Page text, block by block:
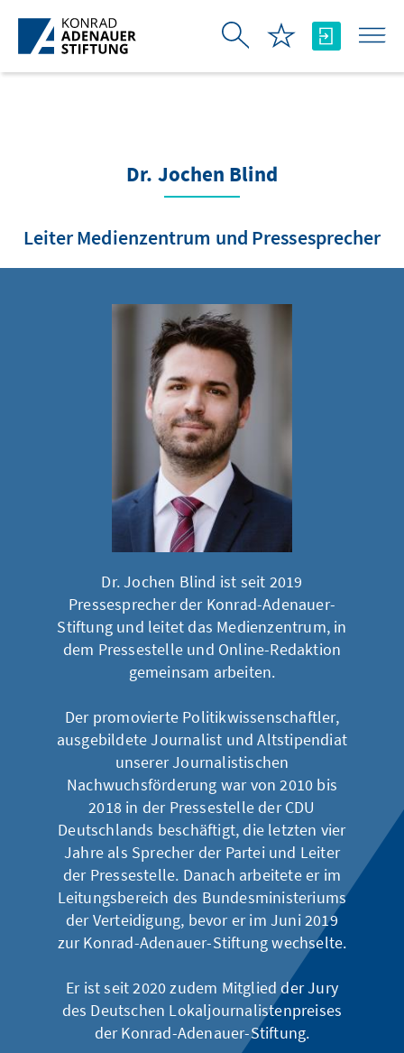
Skip to Main Content
Dr. Jochen Blind
Leiter Medienzentrum und Pressesprecher
Dr. Jochen Blind ist seit 2019
Pressesprecher der Konrad-Adenauer-
Stiftung und leitet das Medienzentrum, in
dem Pressestelle und Online-Redaktion
gemeinsam arbeiten.
Der promovierte Politikwissenschaftler,
ausgebildete Journalist und Altstipendiat
unserer Journalistischen
Nachwuchsförderung war von 2010 bis
2018 in der Pressestelle der CDU
Deutschlands beschäftigt, die letzten vier
Jahre als Sprecher der Partei und Leiter
der Pressestelle. Danach arbeitete er im
Leitungsbereich des Bundesministeriums
der Verteidigung, bevor er im Juni 2019
zur Konrad-Adenauer-Stiftung wechselte.
Er ist seit 2020 zudem Mitglied der Jury
des Deutschen Lokaljournalistenpreises
der Konrad-Adenauer-Stiftung.